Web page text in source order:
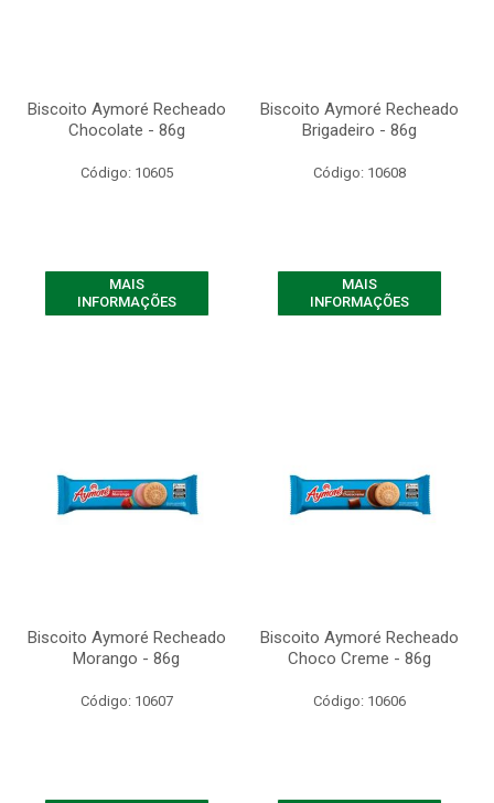
Biscoito Aymoré Recheado
Chocolate - 86g
Código: 10605
MAIS
INFORMAÇÕES
Biscoito Aymoré Recheado
Brigadeiro - 86g
Código: 10608
MAIS
INFORMAÇÕES
Biscoito Aymoré Recheado
Morango - 86g
Código: 10607
Biscoito Aymoré Recheado
Choco Creme - 86g
Código: 10606